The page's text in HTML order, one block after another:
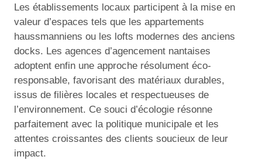
Les établissements locaux participent à la mise en
valeur d’espaces tels que les appartements
haussmanniens ou les lofts modernes des anciens
docks. Les agences d’agencement nantaises
adoptent enfin une approche résolument éco-
responsable, favorisant des matériaux durables,
issus de filières locales et respectueuses de
l’environnement. Ce souci d’écologie résonne
parfaitement avec la politique municipale et les
attentes croissantes des clients soucieux de leur
impact.